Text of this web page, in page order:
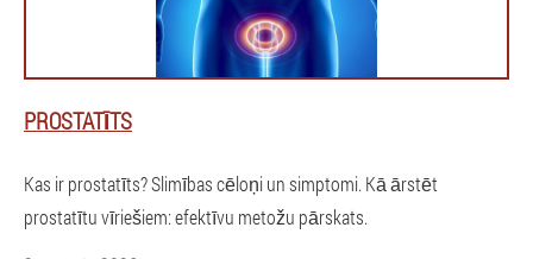
PROSTATĪTS
Kas ir prostatīts? Slimības cēloņi un simptomi. Kā ārstēt
prostatītu vīriešiem: efektīvu metožu pārskats.